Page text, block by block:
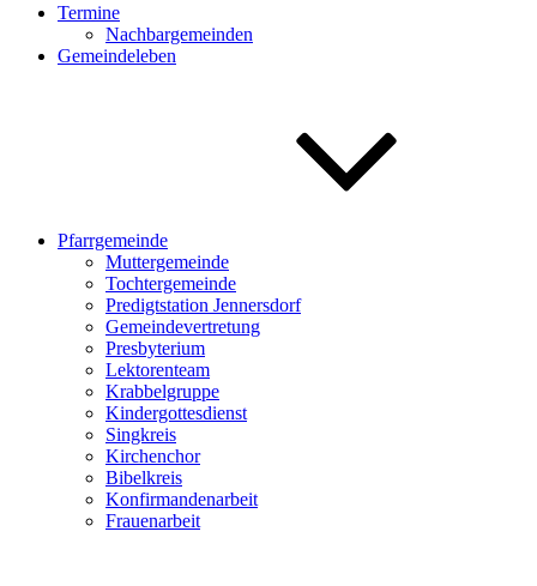
Termine
Nachbargemeinden
Gemeindeleben
Pfarrgemeinde
Muttergemeinde
Tochtergemeinde
Predigtstation Jennersdorf
Gemeindevertretung
Presbyterium
Lektorenteam
Krabbelgruppe
Kindergottesdienst
Singkreis
Kirchenchor
Bibelkreis
Konfirmandenarbeit
Frauenarbeit